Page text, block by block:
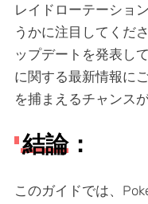
レイドローテーショ
うかに注目してくだ
ップデートを発表し
に関する最新情報に
を捕まえるチャンス
結論：
このガイドでは、